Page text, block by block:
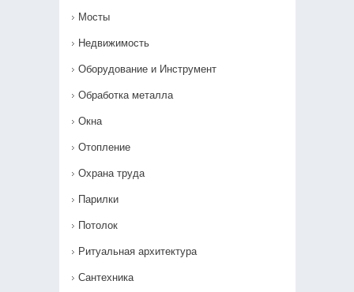
Мосты
Недвижимость
Оборудование и Инструмент
Обработка металла
Окна
Отопление
Охрана труда
Парилки
Потолок
Ритуальная архитектура
Сантехника